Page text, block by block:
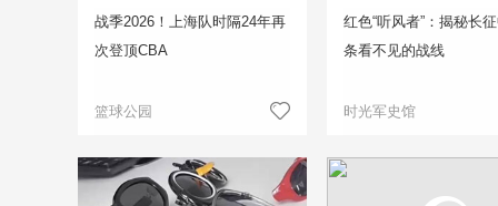
战季2026！上海队时隔24年再
次登顶CBA
篮球公园
红色“听风者”：揭秘长
条看不见的战线
时光军史馆